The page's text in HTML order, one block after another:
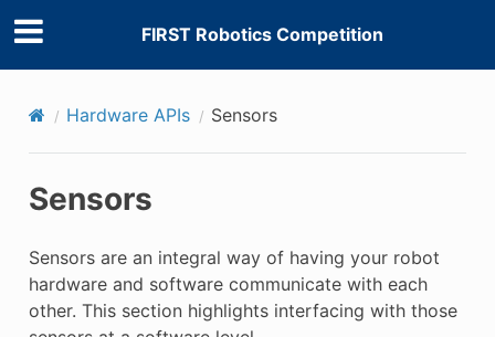
FIRST Robotics Competition
Hardware APIs Sensors
Sensors
Sensors are an integral way of having your robot
hardware and software communicate with each
other. This section highlights interfacing with those